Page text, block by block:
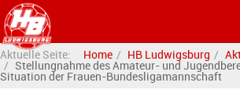
Aktuelle Seite: Home HB Ludwigsburg
Stellungnahme des Amateur- und
Situation der Frauen-Bundesligamannschaft